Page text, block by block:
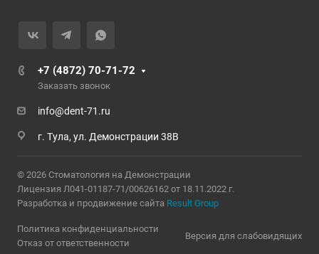
+7 (4872) 70-71-72
Заказать звонок
info@dent-71.ru
г. Тула, ул. Демонстрации 38В
© 2026 Стоматология на Демонстрации
Лицензия Л041-01187-71/00626162 от 18.11.2022 г.
Разработка и продвижение сайта Result Group
Политика конфиденциальности
Отказ от ответственности
Версия для слабовидящих